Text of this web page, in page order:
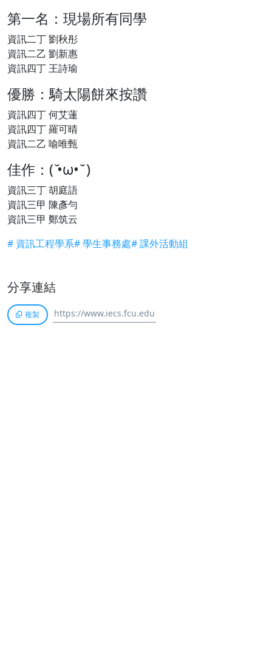
第一名：現場所有同學
資訊二丁 劉秋彤
資訊二乙 劉新惠
資訊四丁 王詩瑜
優勝：騎太陽餅來按讚
資訊四丁 何艾蓮
資訊四丁 羅可晴
資訊二乙 喻唯甄
佳作：( ̆•ω• ̆ )
資訊三丁 胡庭語
資訊三甲 陳彥勻
資訊三甲 鄭筑云
# 資訊工程學系# 學生事務處# 課外活動組
分享連結
複製